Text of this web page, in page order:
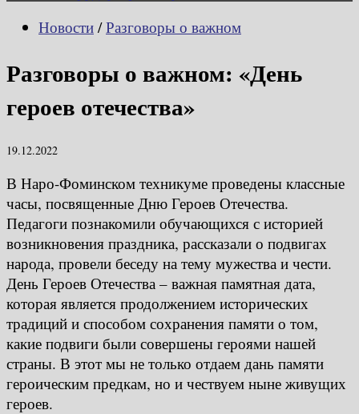
Новости / Разговоры о важном
Разговоры о важном: «День
героев отечества»
19.12.2022
В Наро-Фоминском техникуме проведены классные
часы, посвященные Дню Героев Отечества.
Педагоги познакомили обучающихся с историей
возникновения праздника, рассказали о подвигах
народа, провели беседу на тему мужества и чести.
День Героев Отечества – важная памятная дата,
которая является продолжением исторических
традиций и способом сохранения памяти о том,
какие подвиги были совершены героями нашей
страны. В этот мы не только отдаем дань памяти
героическим предкам, но и чествуем ныне живущих
героев.